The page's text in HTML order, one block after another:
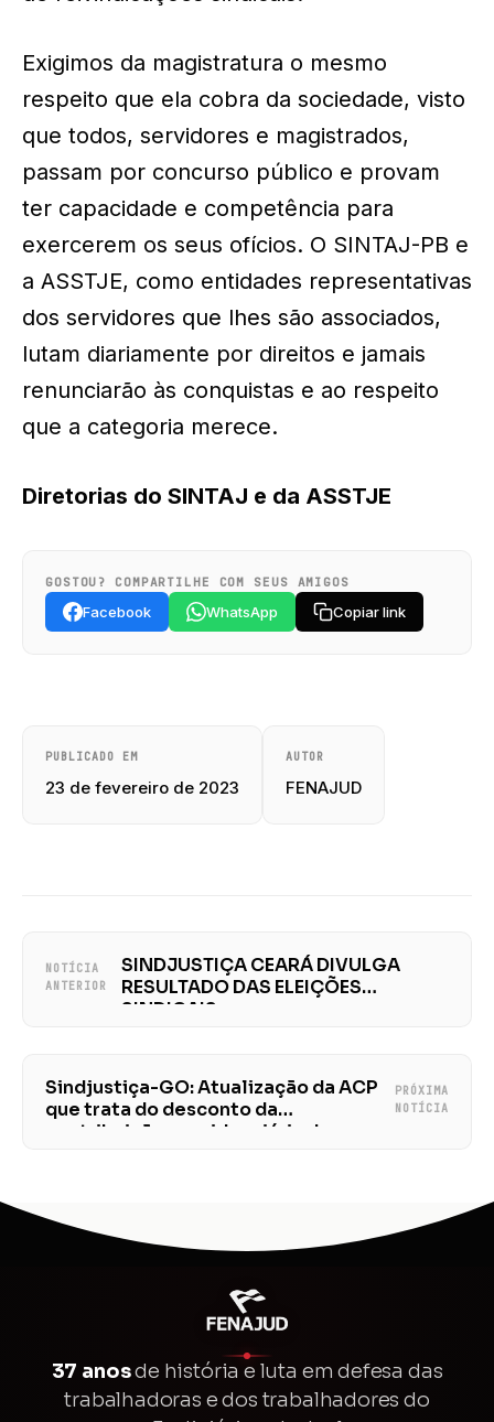
Exigimos da magistratura o mesmo
respeito que ela cobra da sociedade, visto
que todos, servidores e magistrados,
passam por concurso público e provam
ter capacidade e competência para
exercerem os seus ofícios. O SINTAJ-PB e
a ASSTJE, como entidades representativas
dos servidores que lhes são associados,
lutam diariamente por direitos e jamais
renunciarão às conquistas e ao respeito
que a categoria merece.
Diretorias do SINTAJ e da ASSTJE
GOSTOU? COMPARTILHE COM SEUS AMIGOS
Facebook WhatsApp Copiar link
PUBLICADO EM
23 de fevereiro de 2023
AUTOR
FENAJUD
NOTÍCIA
ANTERIOR
SINDJUSTIÇA CEARÁ DIVULGA
RESULTADO DAS ELEIÇÕES
SINDICAIS
Sindjustiça-GO: Atualização da ACP
que trata do desconto da
contribuição previdenciária de
PRÓXIMA
NOTÍCIA
37 anosde história e luta em defesa das
trabalhadoras e dos trabalhadores do